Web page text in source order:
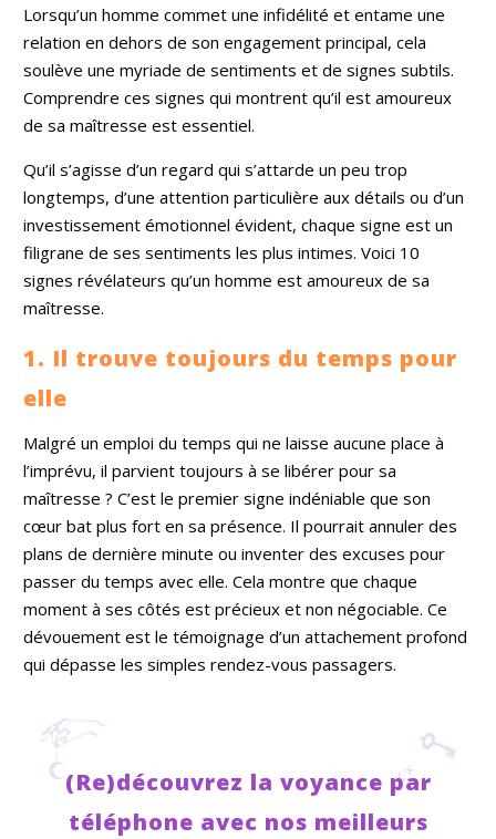
Lorsqu’un homme commet une infidélité et entame une
relation en dehors de son engagement principal, cela
soulève une myriade de sentiments et de signes subtils.
Comprendre ces signes qui montrent qu’il est amoureux
de sa maîtresse est essentiel.
Qu’il s’agisse d’un regard qui s’attarde un peu trop
longtemps, d’une attention particulière aux détails ou d’un
investissement émotionnel évident, chaque signe est un
filigrane de ses sentiments les plus intimes. Voici 10
signes révélateurs qu’un homme est amoureux de sa
maîtresse.
1. Il trouve toujours du temps pour
elle
Malgré un emploi du temps qui ne laisse aucune place à
l’imprévu, il parvient toujours à se libérer pour sa
maîtresse ? C’est le premier signe indéniable que son
cœur bat plus fort en sa présence. Il pourrait annuler des
plans de dernière minute ou inventer des excuses pour
passer du temps avec elle. Cela montre que chaque
moment à ses côtés est précieux et non négociable. Ce
dévouement est le témoignage d’un attachement profond
qui dépasse les simples rendez-vous passagers.
(Re)découvrez la voyance par
téléphone avec nos meilleurs